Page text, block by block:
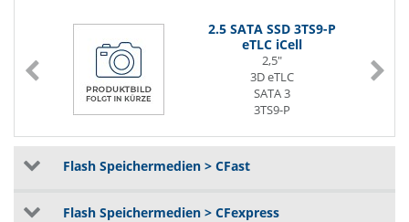
2.5 SATA SSD 3TS9-P
eTLC iCell
2,5"
3D eTLC
SATA 3
3TS9-P
Flash Speichermedien > CFast
Flash Speichermedien > CFexpress